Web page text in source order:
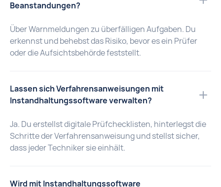
Beanstandungen?
Über Warnmeldungen zu überfälligen Aufgaben. Du
erkennst und behebst das Risiko, bevor es ein Prüfer
oder die Aufsichtsbehörde feststellt.
Lassen sich Verfahrensanweisungen mit
Instandhaltungssoftware verwalten?
Ja. Du erstellst digitale Prüfchecklisten, hinterlegst die
Schritte der Verfahrensanweisung und stellst sicher,
dass jeder Techniker sie einhält.
Wird mit Instandhaltungssoftware